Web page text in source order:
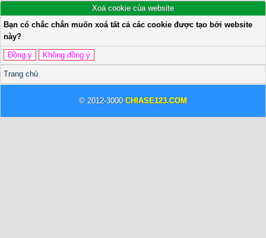
Xoá cookie của website
Bạn có chắc chắn muốn xoá tất cả các cookie được tạo bởi website
này?
Trang chủ
© 2012-3000 CHIASE123.COM